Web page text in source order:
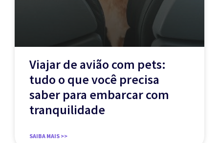
Viajar de avião com pets:
tudo o que você precisa
saber para embarcar com
tranquilidade
SAIBA MAIS >>